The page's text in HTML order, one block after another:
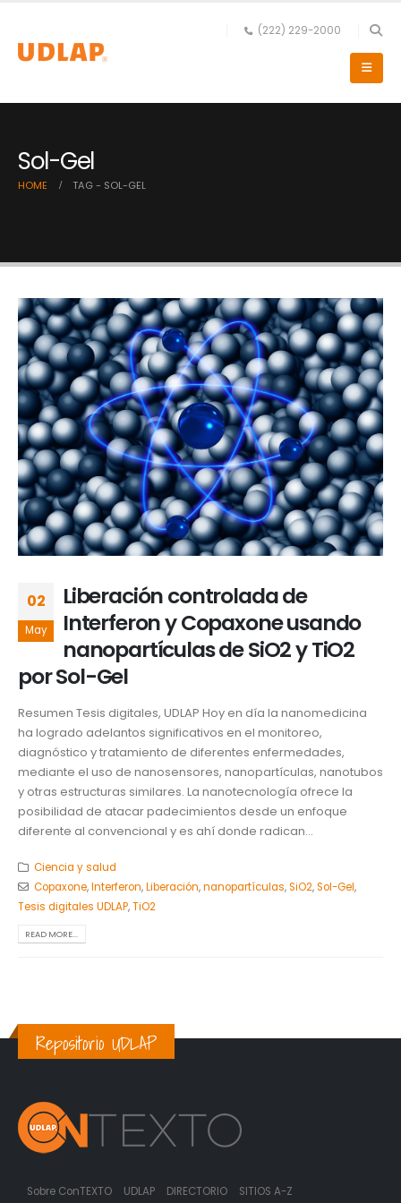
(222) 229-2000
Sol-Gel
HOME TAG - SOL-GEL
02
May
Liberación controlada de
Interferon y Copaxone usando
nanopartículas de SiO2 y TiO2
por Sol-Gel
Resumen Tesis digitales, UDLAP Hoy en día la nanomedicina
ha logrado adelantos significativos en el monitoreo,
diagnóstico y tratamiento de diferentes enfermedades,
mediante el uso de nanosensores, nanopartículas, nanotubos
y otras estructuras similares. La nanotecnología ofrece la
posibilidad de atacar padecimientos desde un enfoque
diferente al convencional y es ahí donde radican...
Ciencia y salud
Copaxone,Interferon,Liberación,nanopartículas,SiO2,Sol-Gel,
Tesis digitales UDLAP,TiO2
READ MORE...
Repositorio UDLAP
Sobre ConTEXTO UDLAP DIRECTORIO SITIOS A-Z